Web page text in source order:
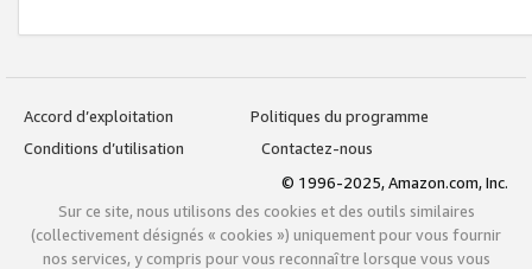
Accord d’exploitation
Politiques du programme
Conditions d’utilisation
Contactez-nous
© 1996-2025, Amazon.com, Inc.
Sur ce site, nous utilisons des cookies et des outils similaires
(collectivement désignés « cookies ») uniquement pour vous fournir
nos services, y compris pour vous reconnaître lorsque vous vous